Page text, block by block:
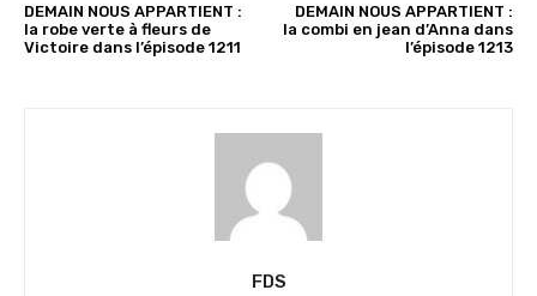
DEMAIN NOUS APPARTIENT :
la robe verte à fleurs de
Victoire dans l’épisode 1211
DEMAIN NOUS APPARTIENT :
la combi en jean d’Anna dans
l’épisode 1213
FDS